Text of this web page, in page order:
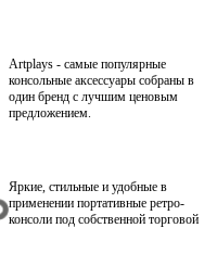
Artplays - самые популярные
консольные аксессуары собраны в
один бренд с лучшим ценовым
предложением.
Яркие, стильные и удобные в
применении портативные ретро-
консоли под собственной торговой